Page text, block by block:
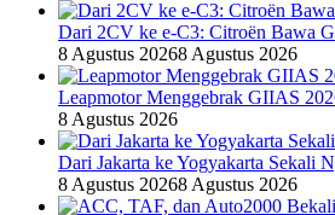
Dari 2CV ke e-C3: Citroën Bawa
8 Agustus 20268 Agustus 2026
Leapmotor Menggebrak GIIAS
8 Agustus 2026
Dari Jakarta ke Yogyakarta Sekali
8 Agustus 20268 Agustus 2026